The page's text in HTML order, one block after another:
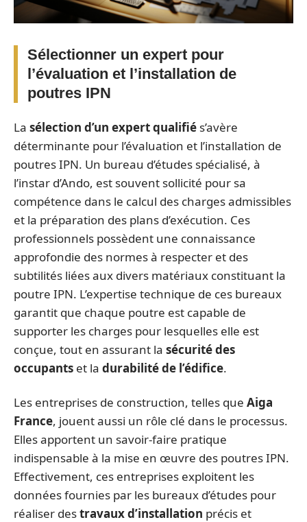
Sélectionner un expert pour
l’évaluation et l’installation de
poutres IPN
La sélection d’un expert qualifié s’avère
déterminante pour l’évaluation et l’installation de
poutres IPN. Un bureau d’études spécialisé, à
l’instar d’Ando, est souvent sollicité pour sa
compétence dans le calcul des charges admissibles
et la préparation des plans d’exécution. Ces
professionnels possèdent une connaissance
approfondie des normes à respecter et des
subtilités liées aux divers matériaux constituant la
poutre IPN. L’expertise technique de ces bureaux
garantit que chaque poutre est capable de
supporter les charges pour lesquelles elle est
conçue, tout en assurant la sécurité des
occupants et la durabilité de l’édifice.
Les entreprises de construction, telles que Aiga
France, jouent aussi un rôle clé dans le processus.
Elles apportent un savoir-faire pratique
indispensable à la mise en œuvre des poutres IPN.
Effectivement, ces entreprises exploitent les
données fournies par les bureaux d’études pour
réaliser destravaux d’installation précis et